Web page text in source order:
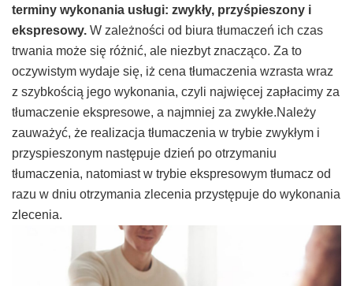
terminy wykonania usługi: zwykły, przyśpieszony i
ekspresowy. W zależności od biura tłumaczeń ich czas
trwania może się różnić, ale niezbyt znacząco. Za to
oczywistym wydaje się, iż cena tłumaczenia wzrasta wraz
z szybkością jego wykonania, czyli najwięcej zapłacimy za
tłumaczenie ekspresowe, a najmniej za zwykłe.Należy
zauważyć, że realizacja tłumaczenia w trybie zwykłym i
przyspieszonym następuje dzień po otrzymaniu
tłumaczenia, natomiast w trybie ekspresowym tłumacz od
razu w dniu otrzymania zlecenia przystępuje do wykonania
zlecenia.